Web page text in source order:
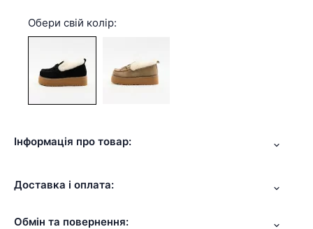
Обери свій колір:
Інформація про товар:
Доставка і оплата:
Обмін та повернення: